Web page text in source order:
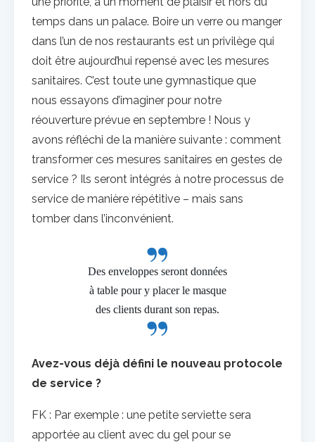
temps dans un palace. Boire un verre ou manger
dans l’un de nos restaurants est un privilège qui
doit être aujourd’hui repensé avec les mesures
sanitaires. C’est toute une gymnastique que
nous essayons d’imaginer pour notre
réouverture prévue en septembre ! Nous y
avons réfléchi de la manière suivante : comment
transformer ces mesures sanitaires en gestes de
service ? Ils seront intégrés à notre processus de
service de manière répétitive – mais sans
tomber dans l’inconvénient.
Des enveloppes seront données
à table pour y placer le masque
des clients durant son repas.
Avez-vous déjà défini le nouveau protocole
de service ?
FK : Par exemple : une petite serviette sera
apportée au client avec du gel pour se